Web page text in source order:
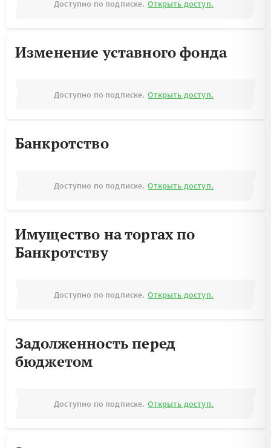
Доступно по подписке. Открыть доступ.
Изменение уставного фонда
Доступно по подписке. Открыть доступ.
Банкротство
Доступно по подписке. Открыть доступ.
Имущество на торгах по
Банкротству
Доступно по подписке. Открыть доступ.
Задолженность перед
бюджетом
Доступно по подписке. Открыть доступ.